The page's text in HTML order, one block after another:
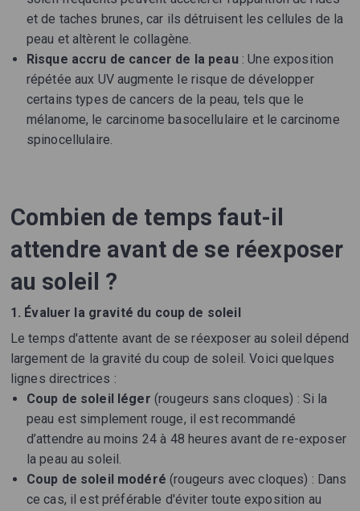
et de taches brunes, car ils détruisent les cellules de la
peau et altèrent le collagène.
Risque accru de cancer de la peau: Une exposition
répétée aux UV augmente le risque de développer
certains types de cancers de la peau, tels que le
mélanome, le carcinome basocellulaire et le carcinome
spinocellulaire.
Combien de temps faut-il
attendre avant de se réexposer
au soleil ?
1. Évaluer la gravité du coup de soleil
Le temps d'attente avant de se réexposer au soleil dépend
largement de la gravité du coup de soleil. Voici quelques
lignes directrices :
Coup de soleil léger (rougeurs sans cloques) : Si la
peau est simplement rouge, il est recommandé
d’attendre au moins 24 à 48 heures avant de re-exposer
la peau au soleil.
Coup de soleil modéré (rougeurs avec cloques) : Dans
ce cas, il est préférable d'éviter toute exposition au